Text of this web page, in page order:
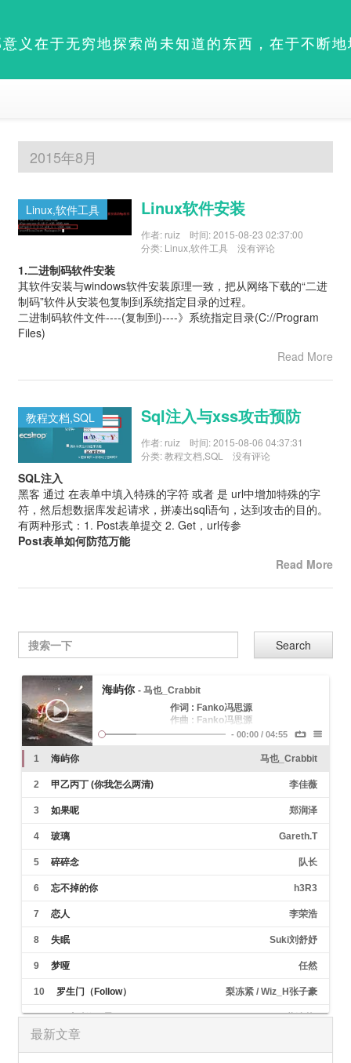
义在于无穷地探索尚未知道的东西，在于不断
2015年8月
Linux,软件工具 linux软件安装
作者: ruiz 时间:2015-08-23 02:37:00
分类: Linux,软件工具 没有评论
1.二进制码软件安装
其软件安装与windows软件安装原理一致，把从网络下载的“二进
制码”软件从安装包复制到系统指定目录的过程。
二进制码软件文件----(复制到)----》系统指定目录(C://Program
Files)
Read More
教程文档,SQL sql注入与xss攻击预防
作者: ruiz 时间:2015-08-06 04:37:31
分类:教程文档 SQL 没有评论
SQL注入
黑客 通过 在表单中填入特殊的字符 或者 是 url中增加特殊的字
符，然后想数据库发起请求，拼凑出sql语句，达到攻击的目的。
有两种形式：1. Post表单提交 2. Get，url传参
Post表单如何防范万能
Read More
Search
海屿你 - 马也_Crabbit
作词 : Fanko冯思源
作曲 : Fanko冯思源
编曲 : 罗洋（卡其漠）
这回忆的漩涡
快要把我吞没
- 00:00/ 04:55
1 海屿你 马也_Crabbit
2 甲乙丙丁 (你我怎么两清) 李佳薇
3 如果呢 郑润泽
4 玻璃 Gareth.T
5 碎碎念 队长
6 忘不掉的你 h3R3
7 恋人 李荣浩
8 失眠 Suki刘舒妤
9 梦哑 任然
10 罗生门（Follow） 梨冻紧 / Wiz_H张子豪
11 雨过后的风景 Dizzy Dizzo (蔡诗芸)
12 刻在我心底的名字
最新文章